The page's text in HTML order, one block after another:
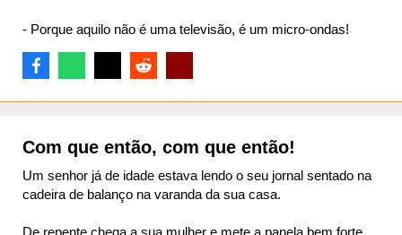
- Porque aquilo não é uma televisão, é um micro-ondas!
Com que então, com que então!
Um senhor já de idade estava lendo o seu jornal sentado na
cadeira de balanço na varanda da sua casa.
De repente chega a sua mulher e mete a panela bem forte